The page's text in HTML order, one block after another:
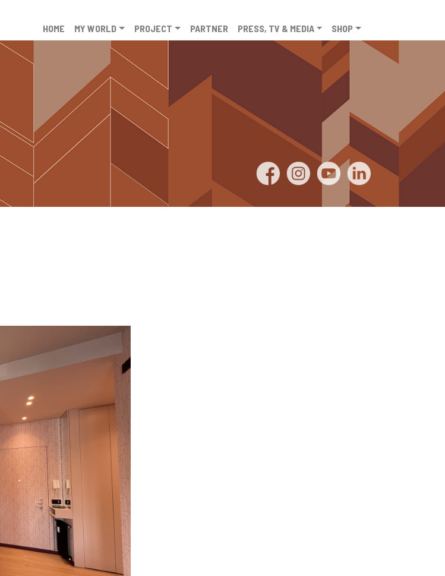
HOME MY WORLD PROJECT PARTNER PRESS, TV & MEDIA SHOP